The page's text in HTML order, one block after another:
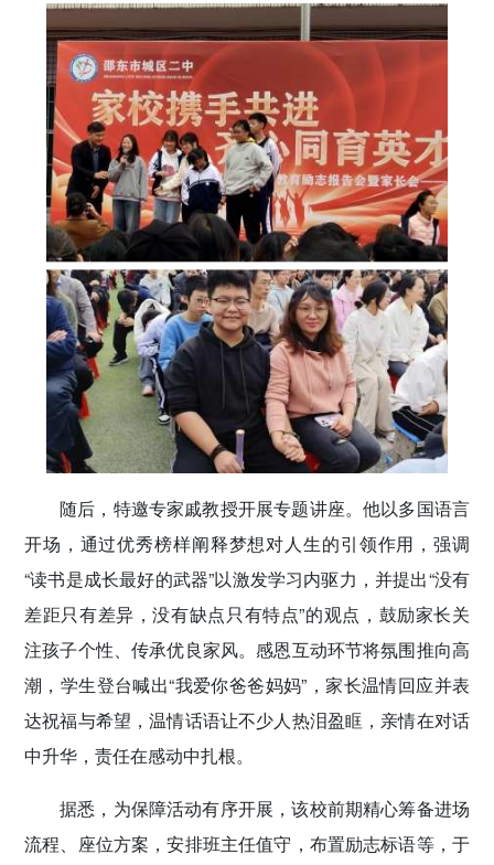
随后，特邀专家戚教授开展专题讲座。他以多国语言
开场，通过优秀榜样阐释梦想对人生的引领作用，强调
“读书是成长最好的武器”以激发学习内驱力，并提出“没有
差距只有差异，没有缺点只有特点”的观点，鼓励家长关
注孩子个性、传承优良家风。感恩互动环节将氛围推向高
潮，学生登台喊出“我爱你爸爸妈妈”，家长温情回应并表
达祝福与希望，温情话语让不少人热泪盈眶，亲情在对话
中升华，责任在感动中扎根。
据悉，为保障活动有序开展，该校前期精心筹备进场
流程、座位方案，安排班主任值守，布置励志标语等，于